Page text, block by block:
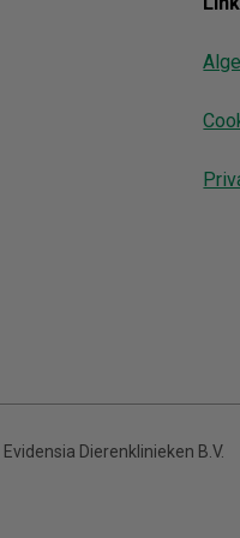
Evidensia Dierenklinieken B.V.